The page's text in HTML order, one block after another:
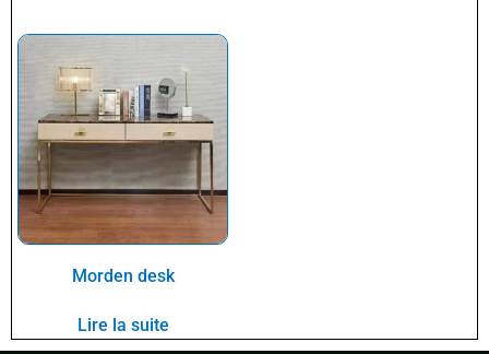
Morden desk
Lire la suite